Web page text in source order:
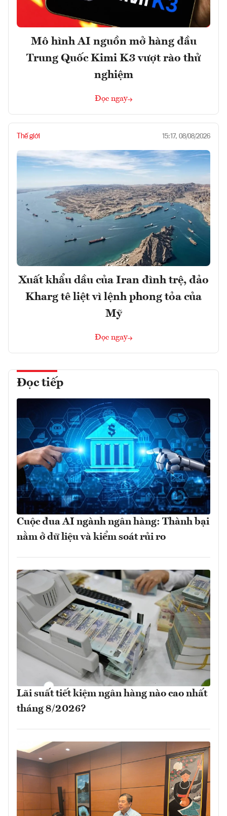
Mô hình AI nguồn mở hàng đầu
Trung Quốc Kimi K3 vượt rào thử
nghiệm
Đọc ngay
Thế giới 15:17, 08/08/2026
Xuất khẩu dầu của Iran đình trệ, đảo
Kharg tê liệt vì lệnh phong tỏa của
Mỹ
Đọc ngay
Đọc tiếp
Cuộc đua AI ngành ngân hàng: Thành bại
nằm ở dữ liệu và kiểm soát rủi ro
Lãi suất tiết kiệm ngân hàng nào cao nhất
tháng 8/2026?